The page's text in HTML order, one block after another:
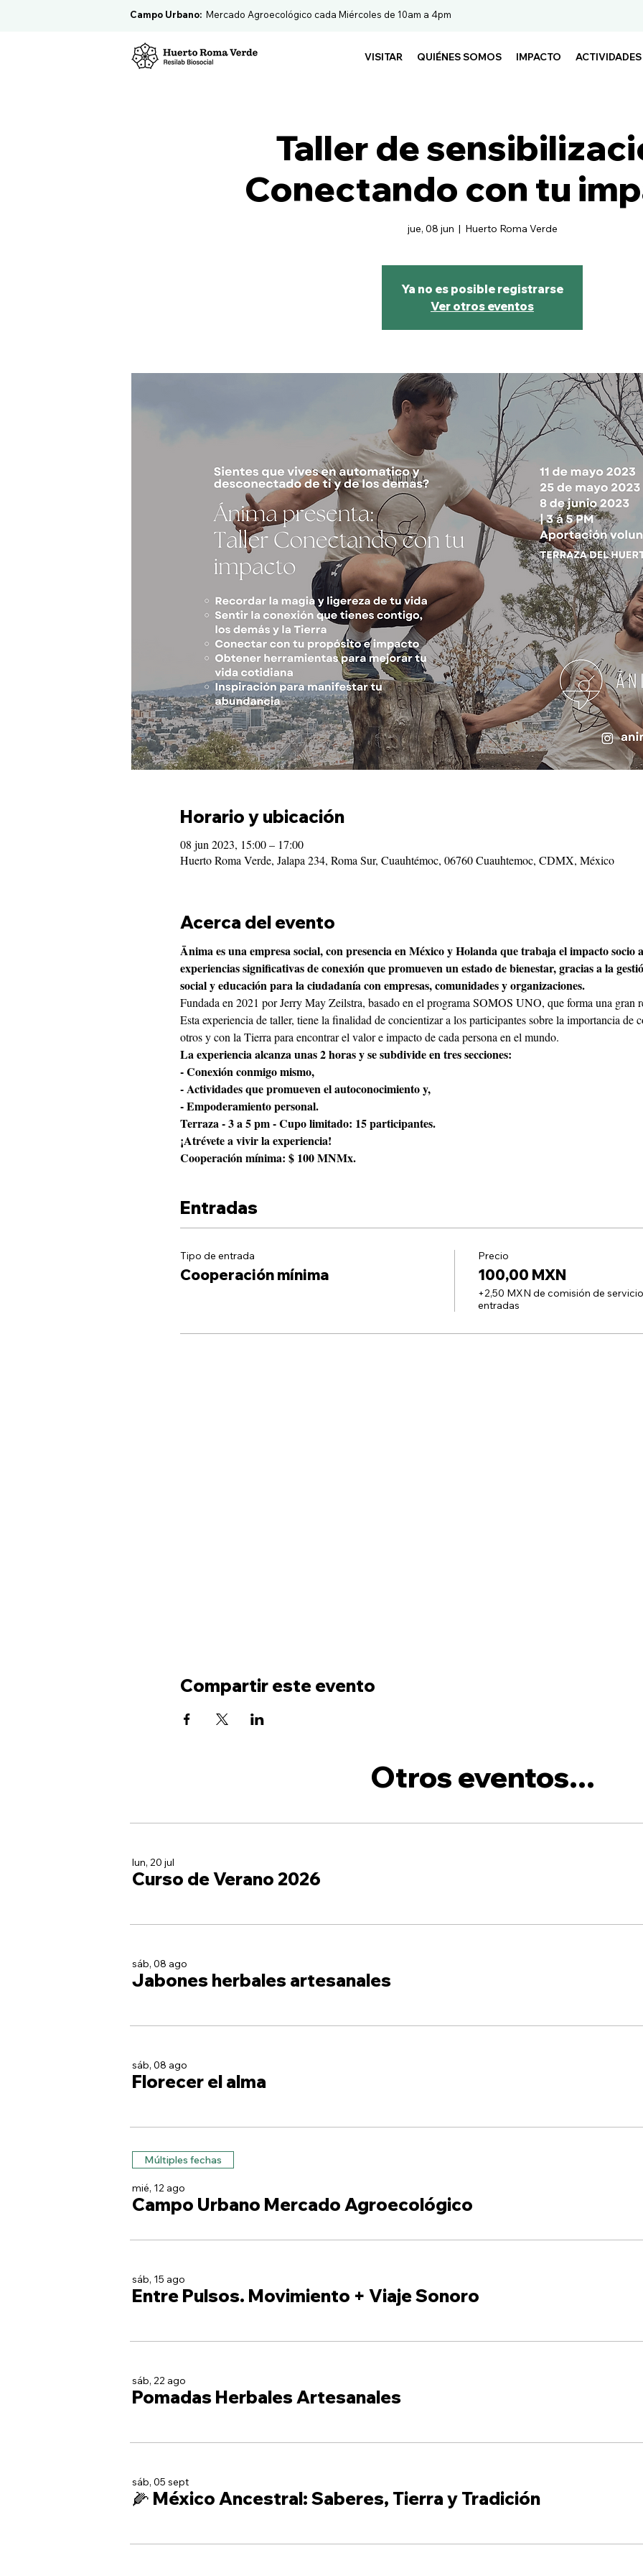
Campo Urbano: Mercado Agroecológico cada Miércoles de 10am a 4pm
VISITAR QUIÉNES SOMOS IMPACTO ACTIVIDADES
Taller de
Conectando con tu
jue, 08 jun
  |
Huerto Roma Verde
Ya no es posible registrarse
Ver otros eventos
Horario y ubicación
08 jun 2023, 15:00 – 17:00
Huerto Roma Verde, Jalapa 234, Roma Sur, Cuauhtémoc, 06760 Cuauhtemoc, CDMX, México
Acerca del evento
Ānima es una empresa social, con presencia en México y Holanda que trabaja el impacto
experiencias significativas de conexión que promueven un estado de bienestar, gracias a la
social y educación para la ciudadanía con empresas, comunidades y organizaciones.
Fundada en 2021 por Jerry May Zeilstra, basado en el programa SOMOS UNO, que forma una gran
Esta experiencia de taller, tiene la finalidad de concientizar a los participantes sobre la importancia de
otros y con la Tierra para encontrar el valor e impacto de cada persona en el mundo.
La experiencia alcanza unas 2 horas y se subdivide en tres secciones:
- Conexión conmigo mismo,
- Actividades que promueven el autoconocimiento y,
- Empoderamiento personal.
Terraza - 3 a 5 pm - Cupo limitado: 15 participantes.
¡Atrévete a vivir la experiencia!
Cooperación mínima: $ 100 MNMx.
Entradas
Tipo de entrada
Cooperación mínima
Precio
100,00 MXN
+2,50 MXN de comisión de
entradas
Compartir este evento
Otros eventos...
lun, 20 jul
Curso de Verano 2026
sáb, 08 ago
Jabones herbales artesanales
sáb, 08 ago
Florecer el alma
Múltiples fechas
mié, 12 ago
Campo Urbano Mercado Agroecológico
sáb, 15 ago
Entre Pulsos. Movimiento + Viaje Sonoro
sáb, 22 ago
Pomadas Herbales Artesanales
sáb, 05 sept
🌽 México Ancestral: Saberes, Tierra y Tradición